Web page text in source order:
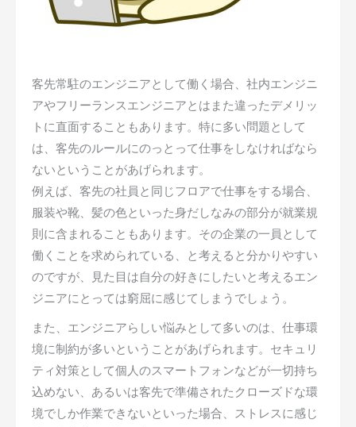
客先常駐のエンジニアとして働く場合、社内エンジニ
アやフリーランスエンジニアとはまた違ったデメリッ
トに直面することもあります。特に多い問題として
は、客先のルールにのっとって仕事をしなければなら
ないということがあげられます。
例えば、客先の社員と同じフロアで仕事をする場合、
服装や靴、髪の色といった身だしなみの部分が就業規
則に含まれることもあります。その企業の一員として
働くことを求められている、と考えると分かりやすい
のですが、見た目は自分の好きにしたいと考えるエン
ジニアにとっては窮屈に感じてしまうでしょう。
また、エンジニアらしい悩みとして多いのは、仕事環
境に制約が多いということがあげられます。セキュリ
ティ対策として個人のスマートフォンなどが一切持ち
込めない、あるいは客先で準備されたクローズドな環
境でしか作業できないといった場合、ストレスに感じ